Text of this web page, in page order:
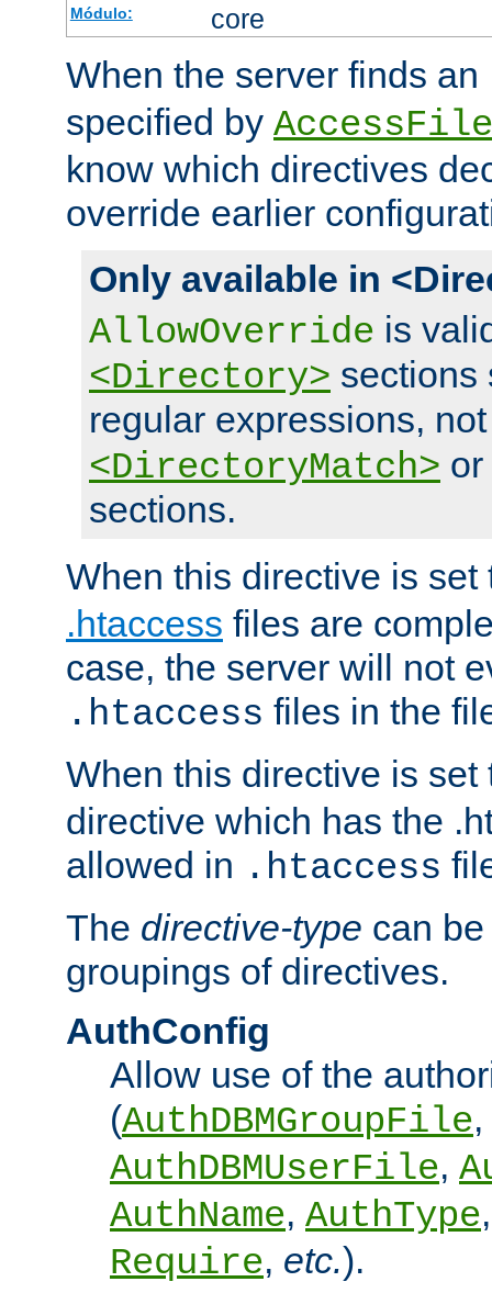
Módulo: core
When the server finds an
specified by
know which directives
override earlier
Only available in
AllowOverride is
<Directory> sections
regular expressions,
<DirectoryMatch> or
sections.
When this directive is
.htaccess files are
case, the server will not
.htaccess files in the
When this directive is
directive which has the
allowed in .htaccess
The directive-type can
groupings of directives.
AuthConfig
Allow use of the
(AuthDBMGroupFile,
AuthDBMUserFile,
AuthName, AuthType
Require, etc.).